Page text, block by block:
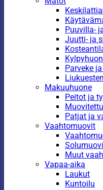
Puuvilla-
Juutti- ja
Parveke
Makuuhuone
Peitot ja
Patjat ja
Vaahtomuovit
Muut
Vapaa-aika
Laukut
Kuntoilu